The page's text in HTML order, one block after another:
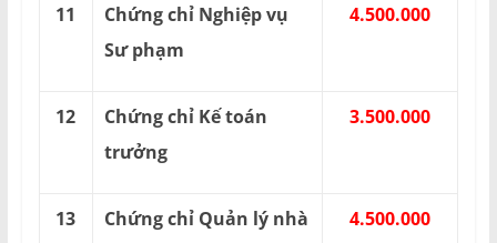
11
Chứng chỉ Nghiệp vụ
Sư phạm
4.500.000
12
Chứng chỉ Kế toán
trưởng
3.500.000
13
Chứng chỉ Quản lý nhà
4.500.000